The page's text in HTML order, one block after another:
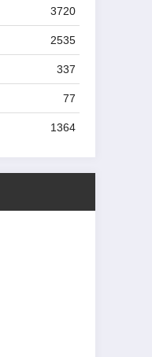
3720
2535
337
77
1364